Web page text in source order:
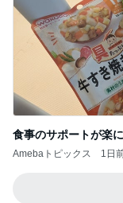
食事のサポートが楽
Amebaトピックス 1日